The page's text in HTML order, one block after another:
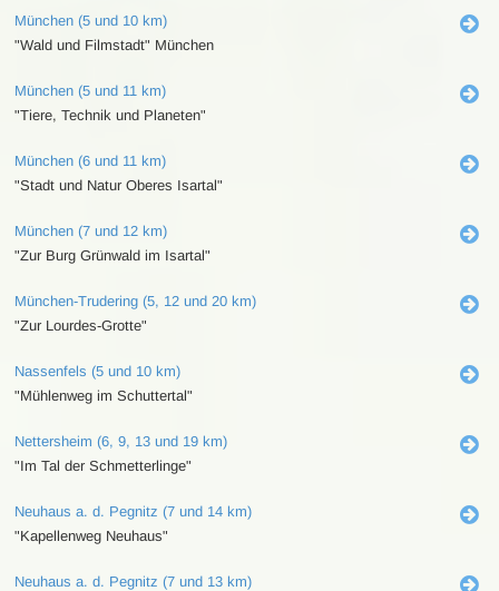
München (5 und 10 km)
"Wald und Filmstadt" München
München (5 und 11 km)
"Tiere, Technik und Planeten"
München (6 und 11 km)
"Stadt und Natur Oberes Isartal"
München (7 und 12 km)
"Zur Burg Grünwald im Isartal"
München-Trudering (5, 12 und 20 km)
"Zur Lourdes-Grotte"
Nassenfels (5 und 10 km)
"Mühlenweg im Schuttertal"
Nettersheim (6, 9, 13 und 19 km)
"Im Tal der Schmetterlinge"
Neuhaus a. d. Pegnitz (7 und 14 km)
"Kapellenweg Neuhaus"
Neuhaus a. d. Pegnitz (7 und 13 km)